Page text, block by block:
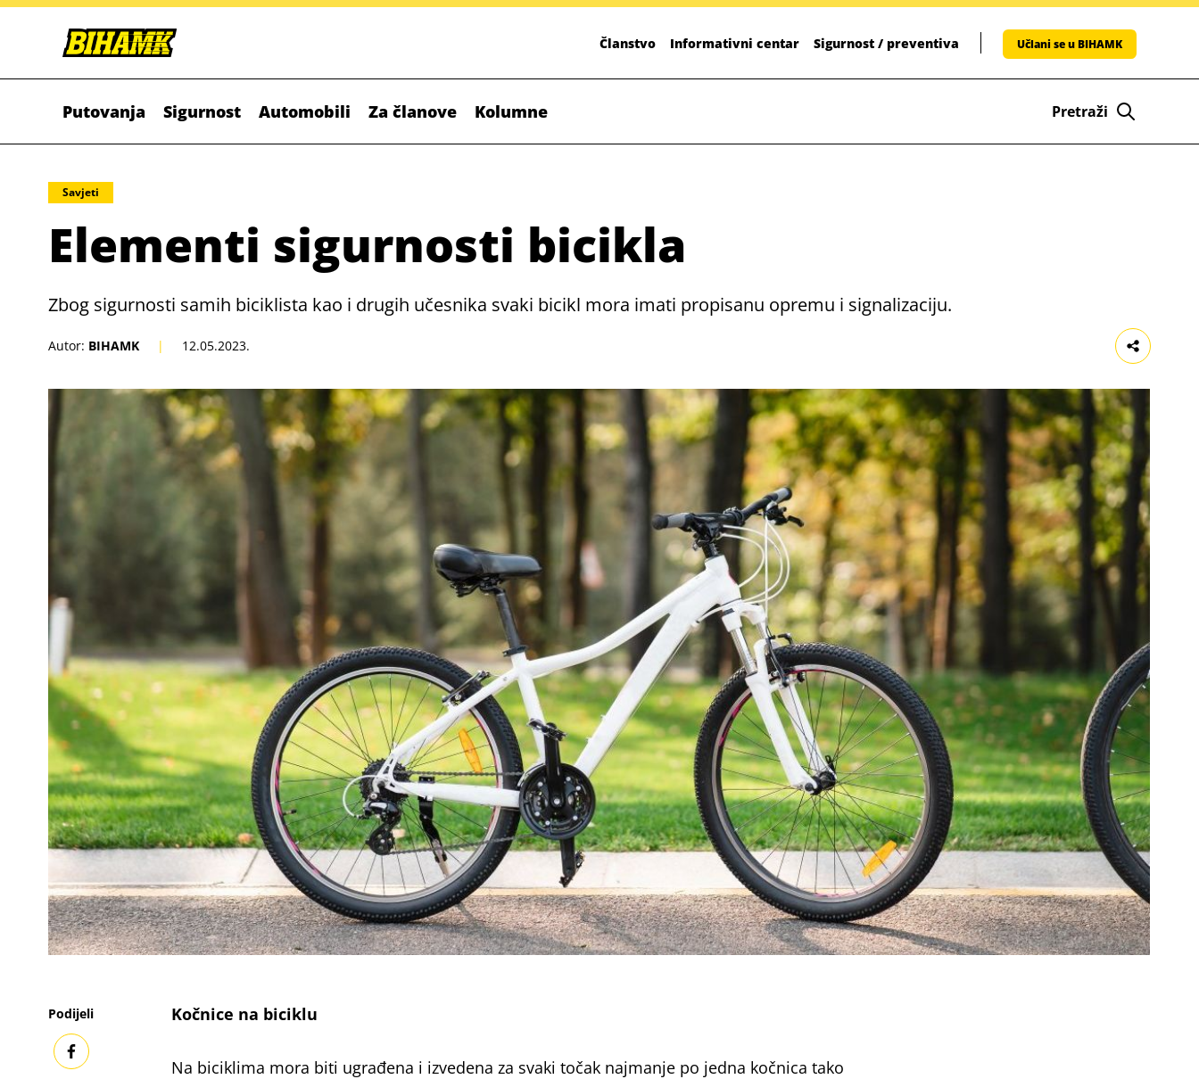
Članstvo Informativni centar Sigurnost / preventiva Učlani se u BIHAMK
Putovanja Sigurnost Automobili Za članove Kolumne Pretraži
Savjeti
Elementi sigurnosti bicikla
Zbog sigurnosti samih biciklista kao i drugih učesnika svaki bicikl mora imati propisanu opremu i signalizaciju.
Autor: BIHAMK | 12.05.2023.
Podijeli Kočnice na biciklu
Na biciklima mora biti ugrađena i izvedena za svaki točak najmanje po jedna kočnica tako